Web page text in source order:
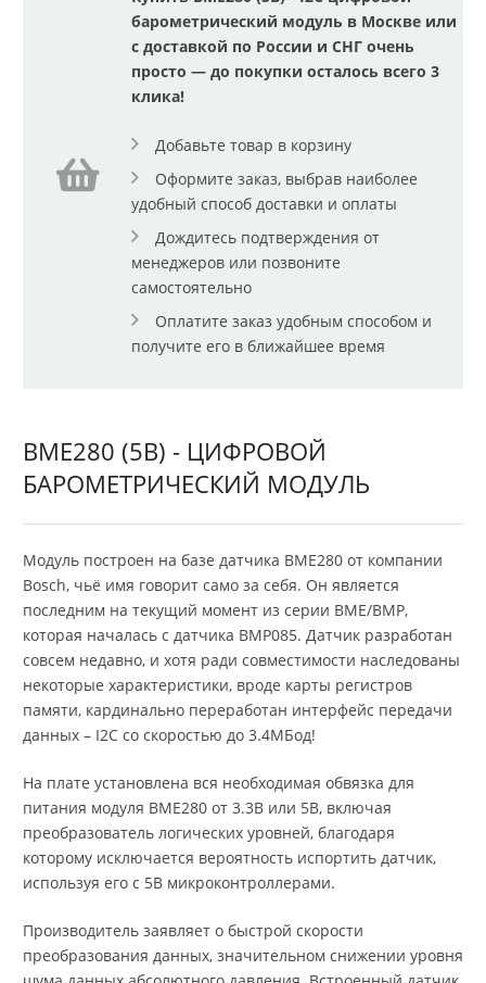
барометрический модуль в Москве или
с доставкой по России и СНГ очень
просто — до покупки осталось всего 3
клика!
Добавьте товар в корзину
Оформите заказ, выбрав наиболее
удобный способ доставки и оплаты
Дождитесь подтверждения от
менеджеров или позвоните
самостоятельно
Оплатите заказ удобным способом и
получите его в ближайшее время
BME280 (5В) - ЦИФРОВОЙ
БАРОМЕТРИЧЕСКИЙ МОДУЛЬ
Модуль построен на базе датчика BME280 от компании
Bosch, чьё имя говорит само за себя. Он является
последним на текущий момент из серии BME/BMP,
которая началась с датчика BMP085. Датчик разработан
совсем недавно, и хотя ради совместимости наследованы
некоторые характеристики, вроде карты регистров
памяти, кардинально переработан интерфейс передачи
данных – I2C со скоростью до 3.4МБод!
На плате установлена вся необходимая обвязка для
питания модуля BME280 от 3.3В или 5В, включая
преобразователь логических уровней, благодаря
которому исключается вероятность испортить датчик,
используя его с 5В микроконтроллерами.
Производитель заявляет о быстрой скорости
преобразования данных, значительном снижении уровня